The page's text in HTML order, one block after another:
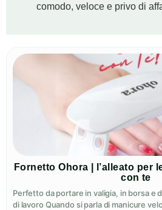
comodo, veloce e privo di
Fornetto Ohora | l’alleato per
con te
Perfetto da portare in valigia, in borsa e
di lavoro Quando si parla di manicure